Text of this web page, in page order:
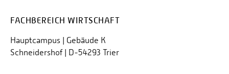
FACHBEREICH WIRTSCHAFT
Hauptcampus | Gebäude K
Schneidershof | D-54293 Trier